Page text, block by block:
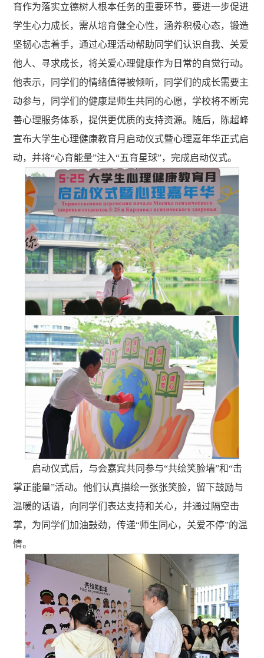
育作为落实立德树人根本任务的重要环节，要进一步促进
学生心力成长，需从培育健全心性，涵养积极心态，锻造
坚韧心志着手，通过心理活动帮助同学们认识自我、关爱
他人、寻求成长，将关爱心理健康作为日常的自觉行动。
他表示，同学们的情绪值得被倾听，同学们的成长需要主
动参与，同学们的健康是师生共同的心愿，学校将不断完
善心理服务体系，提供更优质的支持资源。随后，
陈超峰
宣布大学生心理健康教育月启动仪式暨心理嘉年华正式启
动，并将“心育能量”注入“五育星球”，完成启动仪式。
启动仪式后，与会嘉宾共同参与“共绘笑脸墙”和“击
掌正能量”活动。他们认真描绘一张张笑脸，留下鼓励与
温暖的话语，向同学们表达支持和关心，并通过隔空击
掌，为同学们加油鼓劲，传递“师生同心，关爱不停”的温
情。